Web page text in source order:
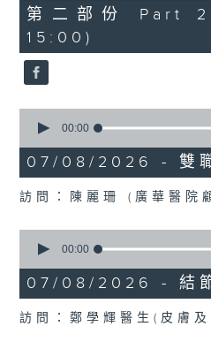
49
minutes,
26
seconds
第二部份 Part
15:00)
seconds
18
minutes,
seconds
00:00
07/08/2026 - 雙職
訪問：陳麗珊 (廣華醫院
seconds
21
minutes,
seconds
00:00
07/08/2026 - 結
訪問：鄭學輝醫生(皮膚